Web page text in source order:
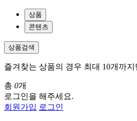
상품
콘텐츠
상품검색
즐겨찾는 상품의 경우 최대 10개까
총 0개
로그인을 해주세요.
회원가입 로그인